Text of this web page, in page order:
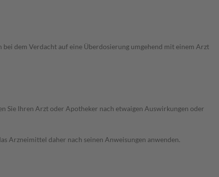
dem Verdacht auf eine Überdosierung umgehend mit einem Arzt
Sie Ihren Arzt oder Apotheker nach etwaigen Auswirkungen oder
Arzneimittel daher nach seinen Anweisungen anwenden.